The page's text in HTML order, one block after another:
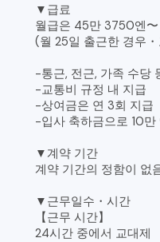
▼급료
월급은 45만 3750엔〜
(월 25일 출근한 경우
-통근, 전근, 가족 수당
-교통비 규정 내 지급
-상여금은 연 3회 지급
-입사 축하금으로 10만
▼계약 기간
계약 기간의 정함이 없
▼근무일수・시간
【근무 시간】
24시간 중에서 교대제